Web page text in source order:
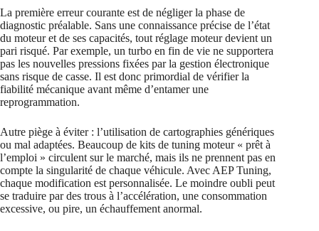
La première erreur courante est de négliger la phase de
diagnostic préalable. Sans une connaissance précise de l’état
du moteur et de ses capacités, tout réglage moteur devient un
pari risqué. Par exemple, un turbo en fin de vie ne supportera
pas les nouvelles pressions fixées par la gestion électronique
sans risque de casse. Il est donc primordial de vérifier la
fiabilité mécanique avant même d’entamer une
reprogrammation.
Autre piège à éviter : l’utilisation de cartographies génériques
ou mal adaptées. Beaucoup de kits de tuning moteur « prêt à
l’emploi » circulent sur le marché, mais ils ne prennent pas en
compte la singularité de chaque véhicule. Avec AEP Tuning,
chaque modification est personnalisée. Le moindre oubli peut
se traduire par des trous à l’accélération, une consommation
excessive, ou pire, un échauffement anormal.